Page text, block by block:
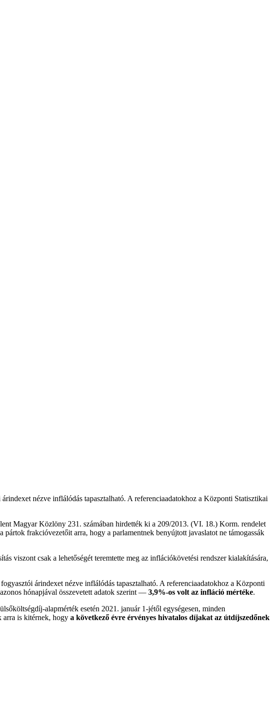
nézve inflálódás tapasztalható. A referenciaadatokhoz a Központi Statisztikai
Magyar Közlöny 231. számában hirdették ki a 209/2013. (VI. 18.) Korm. rendelet
frakcióvezetőit arra, hogy a parlamentnek benyújtott javaslatot ne támogassák
viszont csak a lehetőségét teremtette meg az inflációkövetési rendszer kialakítására,
árindexet nézve inflálódás tapasztalható. A referenciaadatokhoz a Központi
hónapjával összevetett adatok szerint — 3,9%-os volt az infláció mértéke.
alapmérték esetén 2021. január 1-jétől egységesen, minden
arra is kitérnek, hogy a következő évre érvényes hivatalos díjakat az útdíjszedőnek